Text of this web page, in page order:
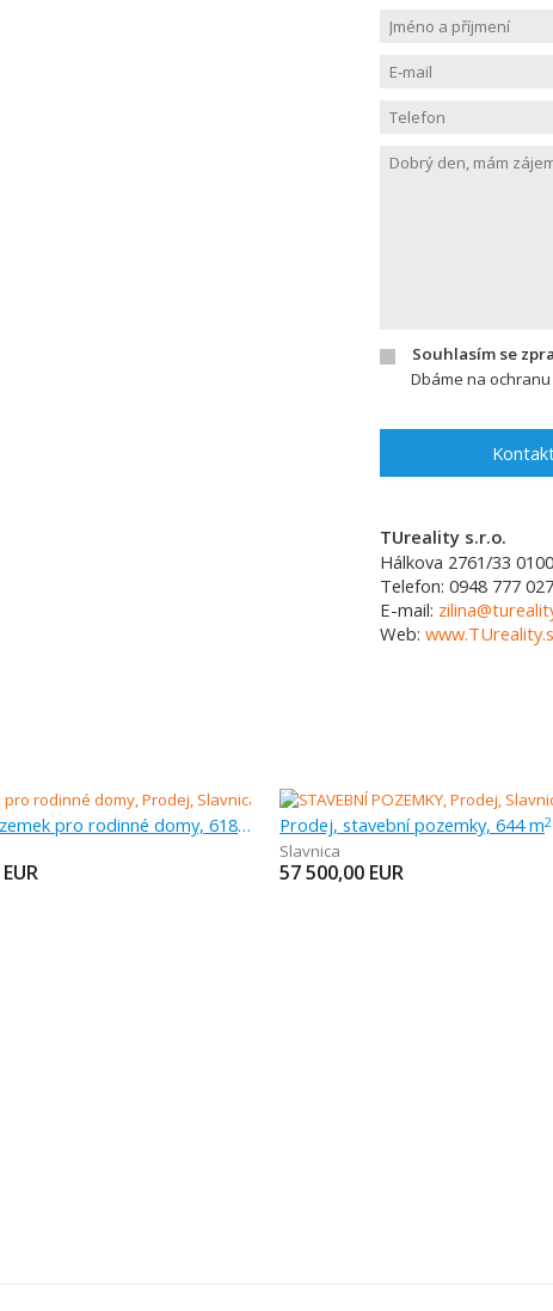
Souhlasím se
Dbáme na
TUreality s.r.o.
Hálkova 2761/33
Telefon: 0948 777 027
E-mail:
Web:
Prodej, pozemek pro rodinné domy, 618 m
EUR
Prodej, stavební pozemky, 644 m2
Slavnica
57 500,00 EUR